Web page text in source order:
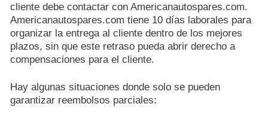
cliente debe contactar con Americanautospares.com.
Americanautospares.com tiene 10 días laborales para
organizar la entrega al cliente dentro de los mejores
plazos, sin que este retraso pueda abrir derecho a
compensaciones para el cliente.
Hay algunas situaciones donde solo se pueden
garantizar reembolsos parciales: